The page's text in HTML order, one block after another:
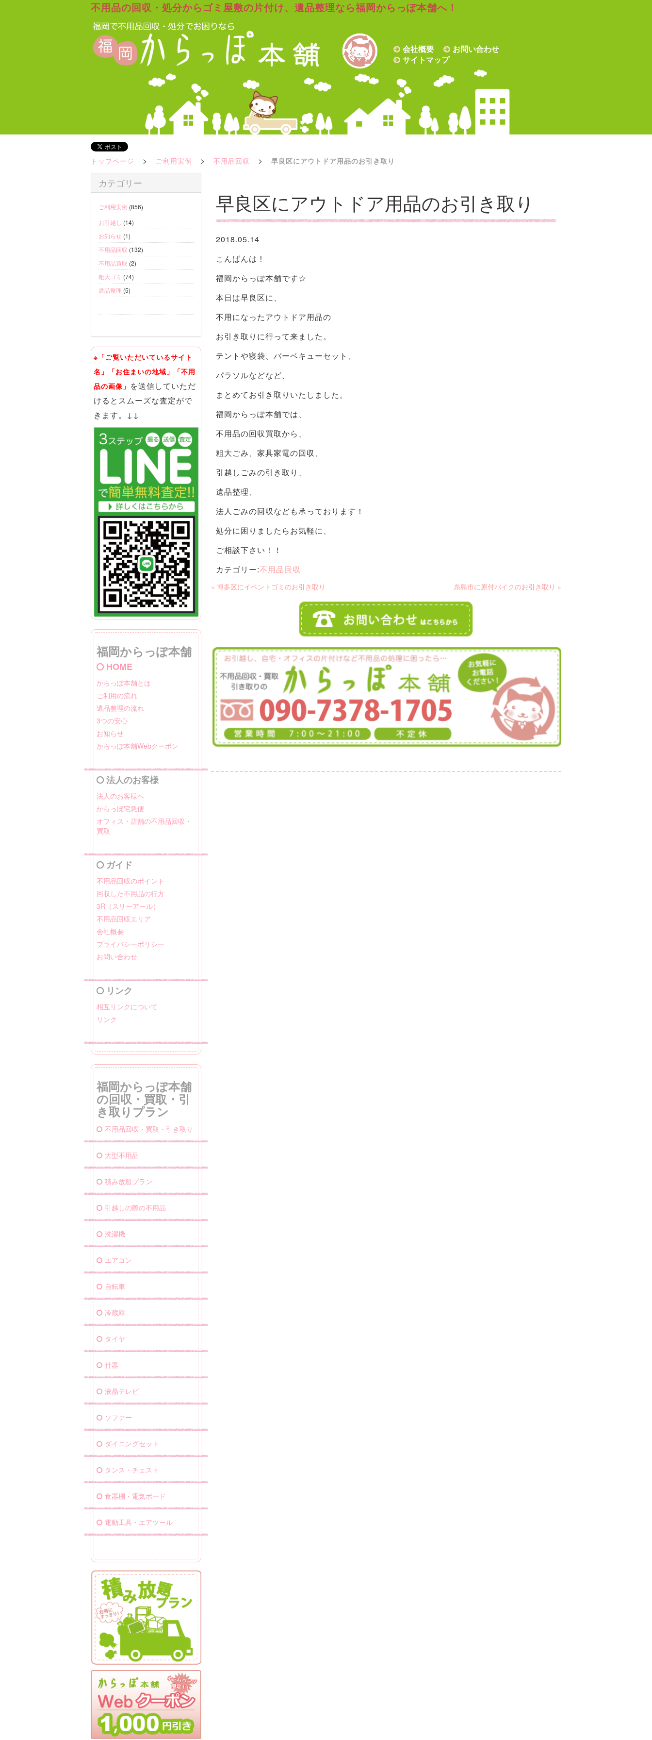
不用品の回収・処分からゴミ屋敷の片付け、遺品整理なら福岡からっぽ本舗へ！
会社概要
お問い合わせ
サイトマップ
トップページ > ご利用実例 > 不用品回収 > 早良区にアウトドア用品のお引き取り
カテゴリー
ご利用実例 (856)
お引越し (14)
お知らせ (1)
不用品回収 (132)
不用品買取 (2)
粗大ゴミ (74)
遺品整理 (5)
※「ご覧いただいているサイト
名」「お住まいの地域」「不用
品の画像」 を送信していただ
けるとスムーズな査定がで
きます。↓↓
福岡からっぽ本舗
HOME
からっぽ本舗とは
ご利用の流れ
遺品整理の流れ
3つの安心
お知らせ
からっぽ本舗Webクーポン
法人のお客様
法人のお客様へ
からっぽ宅急便
オフィス・店舗の不用品回収・
買取
ガイド
不用品回収のポイント
回収した不用品の行方
3R（スリーアール）
不用品回収エリア
会社概要
プライバシーポリシー
お問い合わせ
リンク
相互リンクについて
リンク
福岡からっぽ本舗
の回収・買取・引
き取りプラン
不用品回収・買取・引き取り
大型不用品
積み放題プラン
引越しの際の不用品
洗濯機
エアコン
自転車
冷蔵庫
タイヤ
什器
液晶テレビ
ソファー
ダイニングセット
タンス・チェスト
食器棚・電気ボード
電動工具・エアツール
早良区にアウトドア用品のお引き取り
2018.05.14
こんばんは！
福岡からっぽ本舗です☆
本日は早良区に、
不用になったアウトドア用品の
お引き取りに行って来ました。
テントや寝袋、バーベキューセット、
パラソルなどなど、
まとめてお引き取りいたしました。
福岡からっぽ本舗では、
不用品の回収買取から、
粗大ごみ、家具家電の回収、
引越しごみの引き取り、
遺品整理、
法人ごみの回収なども承っております！
処分に困りましたらお気軽に、
ご相談下さい！！
カテゴリー:不用品回収
« 博多区にイベントゴミのお引き取り 糸島市に原付バイクのお引き取り »